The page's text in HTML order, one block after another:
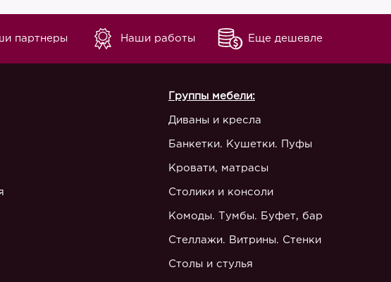
партнеры Наши работы Еще дешевле
Группы мебели:
Диваны и кресла
Банкетки. Кушетки. Пуфы
Кровати, матрасы
Столики и консоли
Комоды. Тумбы. Буфет, бар
Стеллажи. Витрины. Стенки
Столы и стулья